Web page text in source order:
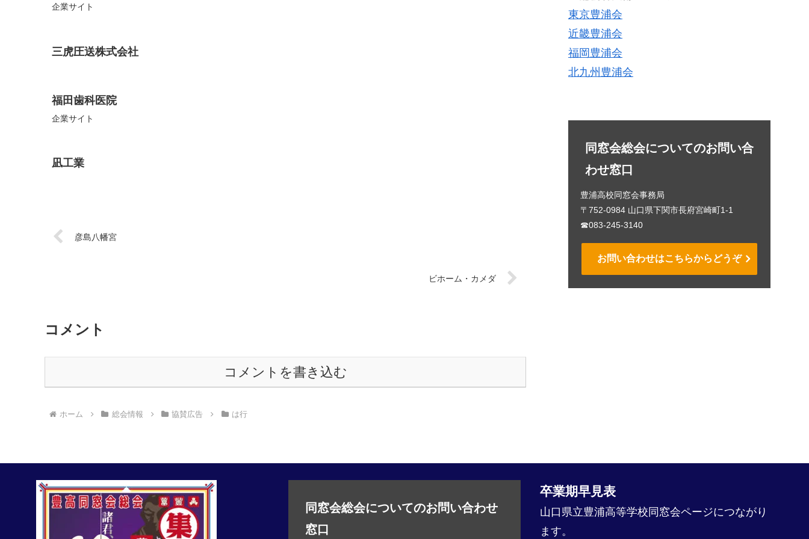
企業サイト
三虎圧送株式会社
福田歯科医院
企業サイト
凪工業
彦島八幡宮
ビホーム・カメダ
コメント
コメントを書き込む
ホーム 総会情報 協賛広告 は行
東京豊浦会
近畿豊浦会
福岡豊浦会
北九州豊浦会
同窓会総会についてのお問い合
わせ窓口
豊浦高校同窓会事務局
〒752-0984 山口県下関市長府宮崎町1-1
☎083-245-3140
お問い合わせはこちらからどうぞ
同窓会総会についてのお問い合わせ
窓口
卒業期早見表
山口県立豊浦高等学校同窓会ページにつながり
ます。